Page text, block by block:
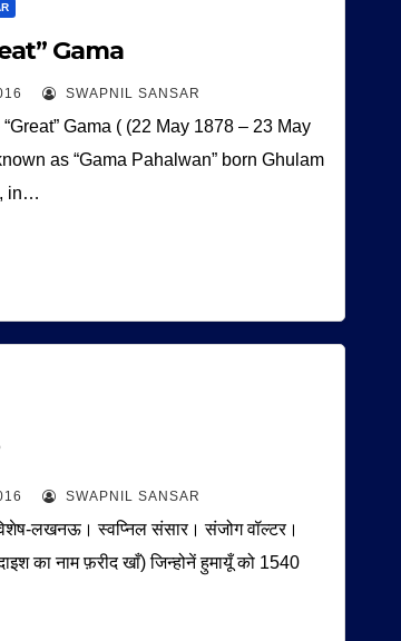
Gama
SWAPNIL SANSAR
Gama ( (22 May 1878 – 23 May
as “Gama Pahalwan” born Ghulam
in…
SWAPNIL SANSAR
लखनऊ। स्वप्निल संसार। संजोग वॉल्टर।
का नाम फ़रीद खाँ) जिन्होनें हुमायूँ को 1540